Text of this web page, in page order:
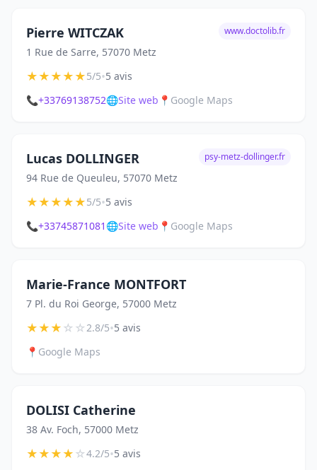
Pierre WITCZAK
1 Rue de Sarre, 57070 Metz
www.doctolib.fr
★★★★★5/5•5 avis
📞+33769138752🌐Site web 📍 Google Maps
Lucas DOLLINGER
94 Rue de Queuleu, 57070 Metz
psy-metz-dollinger.fr
★★★★★5/5•5 avis
📞+33745871081 🌐Site web 📍 Google Maps
Marie-France MONTFORT
7 Pl. du Roi George, 57000 Metz
★★★☆☆2.8/5•5 avis
📍 Google Maps
DOLISI Catherine
38 Av. Foch, 57000 Metz
★★★★☆4.2/5•5 avis